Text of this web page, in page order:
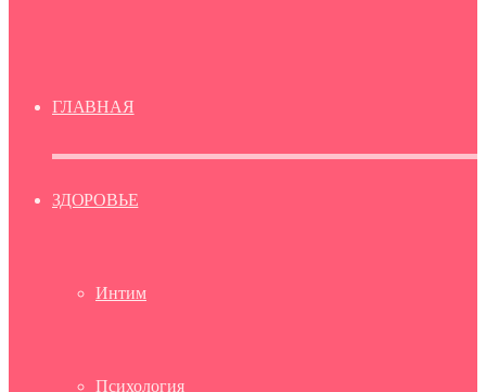
ГЛАВНАЯ
ЗДОРОВЬЕ
Интим
Психология